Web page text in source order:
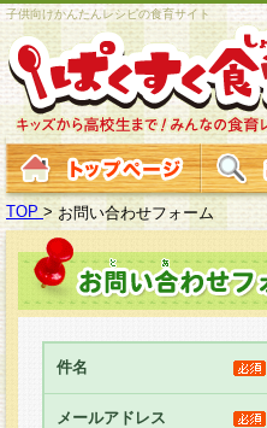
子供向けかんたんレシピの食育サイト
TOP > お問い合わせフォーム
件名
メールアドレス